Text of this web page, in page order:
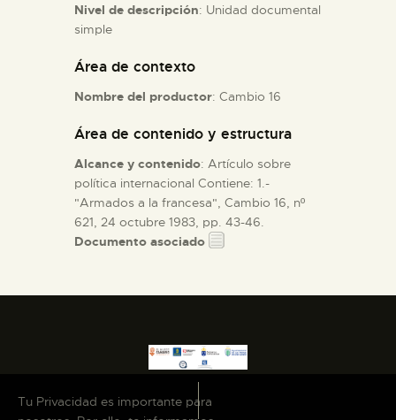
DIDÁCTICA
ESPAÑOL
Nivel de descripción: Unidad documental
simple
Área de contexto
Nombre del productor: Cambio 16
Área de contenido y estructura
Alcance y contenido: Artículo sobre
política internacional Contiene: 1.-
"Armados a la francesa", Cambio 16, nº
621, 24 octubre 1983, pp. 43-46.
Documento asociado
Tu Privacidad es importante para